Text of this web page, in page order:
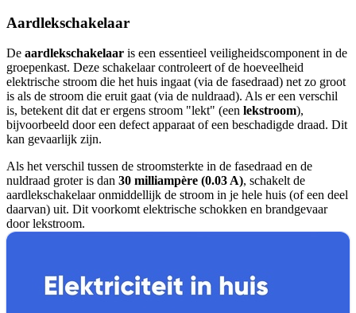
Aardlekschakelaar
De aardlekschakelaar is een essentieel veiligheidscomponent in de
groepenkast. Deze schakelaar controleert of de hoeveelheid
elektrische stroom die het huis ingaat (via de fasedraad) net zo groot
is als de stroom die eruit gaat (via de nuldraad). Als er een verschil
is, betekent dit dat er ergens stroom "lekt" (een lekstroom),
bijvoorbeeld door een defect apparaat of een beschadigde draad. Dit
kan gevaarlijk zijn.
Als het verschil tussen de stroomsterkte in de fasedraad en de
nuldraad groter is dan 30 milliampère (0.03 A), schakelt de
aardlekschakelaar onmiddellijk de stroom in je hele huis (of een deel
daarvan) uit. Dit voorkomt elektrische schokken en brandgevaar
door lekstroom.